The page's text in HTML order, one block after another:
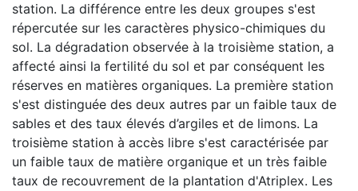
station. La différence entre les deux groupes s'est
répercutée sur les caractères physico-chimiques du
sol. La dégradation observée à la troisième station, a
affecté ainsi la fertilité du sol et par conséquent les
réserves en matières organiques. La première station
s'est distinguée des deux autres par un faible taux de
sables et des taux élevés d’argiles et de limons. La
troisième station à accès libre s'est caractérisée par
un faible taux de matière organique et un très faible
taux de recouvrement de la plantation d'Atriplex. Les